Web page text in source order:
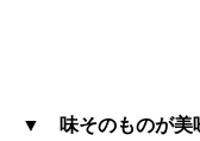
▼　味そのものが美